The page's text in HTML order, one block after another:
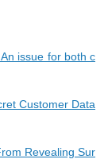
issue for both c
Customer Data
Revealing Sur